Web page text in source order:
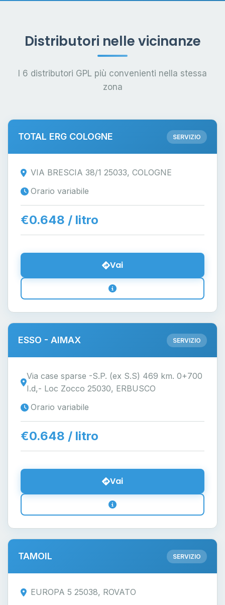
Distributori nelle vicinanze
I 6 distributori GPL più convenienti nella stessa
zona
TOTAL ERG COLOGNE SERVIZIO
VIA BRESCIA 38/1 25033, COLOGNE
Orario variabile
€0.648 / litro
Vai
ESSO - AIMAX SERVIZIO
Via case sparse -S.P. (ex S.S) 469 km. 0+700
I.d,- Loc Zocco 25030, ERBUSCO
Orario variabile
€0.648 / litro
Vai
TAMOIL SERVIZIO
EUROPA 5 25038, ROVATO